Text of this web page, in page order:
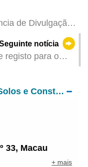
de Divulgação
Farmacêutica da
Médicos
notícia
registo para o
Direcção dos Serviços de Solos e Construção Urbana
33, Macau
+ mais